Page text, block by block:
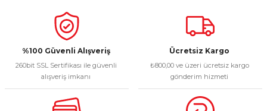
%100 Güvenli Alışveriş
260bit SSL Sertifikası ile güvenli
alışveriş imkanı
Ücretsiz Kargo
₺800,00 ve üzeri ücretsiz kargo
gönderim hizmeti